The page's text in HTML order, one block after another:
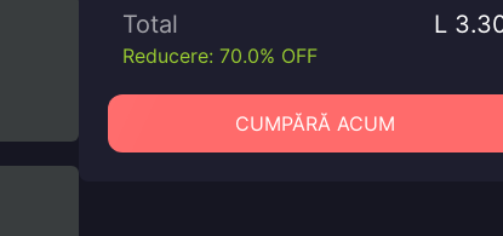
Total L
Reducere: 70.0% OFF
CUMPĂRĂ ACUM